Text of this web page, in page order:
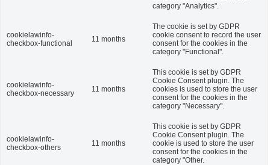
category "Analytics".
cookielawinfo-
checkbox-functional
11 months
The cookie is set by GDPR
cookie consent to record the user
consent for the cookies in the
category "Functional".
cookielawinfo-
checkbox-necessary
11 months
This cookie is set by GDPR
Cookie Consent plugin. The
cookies is used to store the user
consent for the cookies in the
category "Necessary".
cookielawinfo-
checkbox-others
11 months
This cookie is set by GDPR
Cookie Consent plugin. The
cookie is used to store the user
consent for the cookies in the
category "Other.